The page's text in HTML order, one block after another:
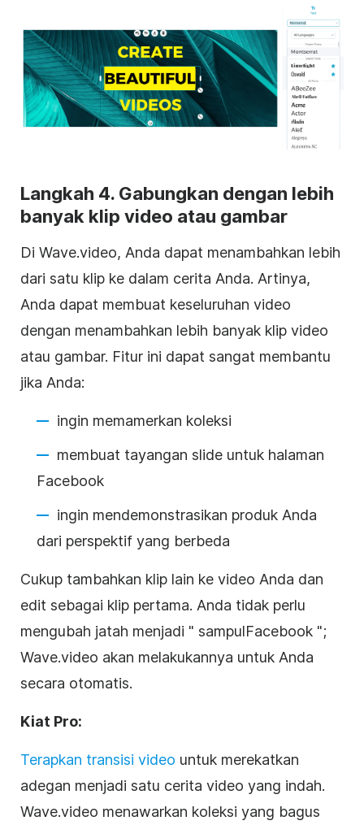
Langkah 4. Gabungkan dengan lebih
banyak klip video atau gambar
Di Wave.video, Anda dapat menambahkan lebih
dari satu klip ke dalam cerita Anda. Artinya,
Anda dapat membuat keseluruhan video
dengan menambahkan lebih banyak klip video
atau gambar. Fitur ini dapat sangat membantu
jika Anda:
ingin memamerkan koleksi
membuat tayangan slide untuk halaman
Facebook
ingin mendemonstrasikan produk Anda
dari perspektif yang berbeda
Cukup tambahkan klip lain ke video Anda dan
edit sebagai klip pertama. Anda tidak perlu
mengubah jatah menjadi " sampulFacebook ";
Wave.video akan melakukannya untuk Anda
secara otomatis.
Kiat Pro:
Terapkan transisi video untuk merekatkan
adegan menjadi satu cerita video yang indah.
Wave.video menawarkan koleksi yang bagus